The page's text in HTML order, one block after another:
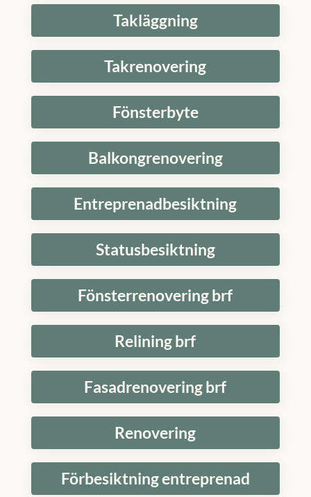
Takläggning
Takrenovering
Fönsterbyte
Balkongrenovering
Entreprenadbesiktning
Statusbesiktning
Fönsterrenovering brf
Relining brf
Fasadrenovering brf
Renovering
Förbesiktning entreprenad